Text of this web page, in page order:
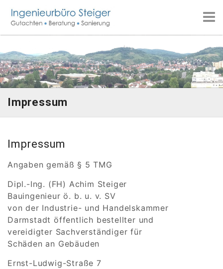
Impressum
Impressum
Angaben gemäß § 5 TMG
Dipl.-Ing. (FH) Achim Steiger
Bauingenieur ö. b. u. v. SV
von der Industrie- und Handelskammer
Darmstadt öffentlich bestellter und
vereidigter Sachverständiger für
Schäden an Gebäuden
Ernst-Ludwig-Straße 7